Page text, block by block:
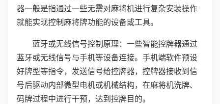
器一般是指通过一些无需对麻将机进行复杂安装操作
就能实现控制麻将牌功能的设备或工具。
蓝牙或无线信号控制原理：一些智能控牌器通过
蓝牙或无线信号与手机等设备连接。手机端软件预设
好牌型等指令，发送信号给控牌器，控牌器接收到信
号后驱动内部微型电机或机械结构，在麻将机洗牌、
码牌过程中进行干预，达到控牌目的。